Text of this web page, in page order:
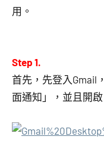
用。
Step 1.
首先，先登入Gmail
面通知」，並且開啟